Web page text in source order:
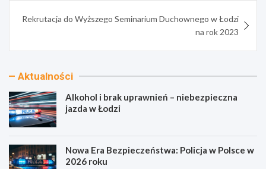
Rekrutacja do Wyższego Seminarium Duchownego w Łodzi
na rok 2023
Aktualności
Alkohol i brak uprawnień – niebezpieczna
jazda w Łodzi
Nowa Era Bezpieczeństwa: Policja w Polsce w
2026 roku